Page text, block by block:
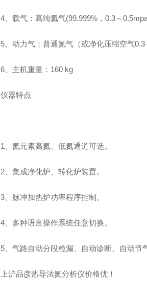
4、载气：高纯氦气(99.999%，0.3～
5、动力气：普通氮气（或净化压缩空气0.3
6、主机重量：160 kg
仪器特点
1、氮元素高氮、低氮通道可选。
2、集成净化炉、转化炉装置。
3、脉冲加热炉功率程序控制。
4、多种语言操作系统任意切换。
5、气路自动分段检漏、自动诊断、自动节
上沪品彦热导法氮分析仪价格优！